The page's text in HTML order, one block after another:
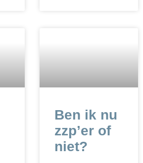
Ben ik nu
zzp’er of
niet?